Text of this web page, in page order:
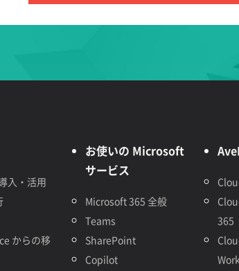
入・活用
からの移
お使いの Microsoft
サービス
Microsoft 365 全般
Teams
SharePoint
Copilot
365